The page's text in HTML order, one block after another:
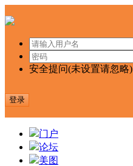
安全提问(未设置请忽略)
登录
门户
论坛
美图